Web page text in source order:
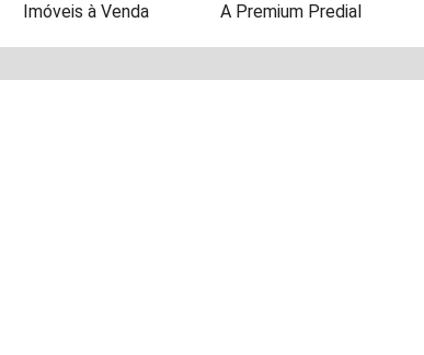
Imóveis à Venda A Premium Predial